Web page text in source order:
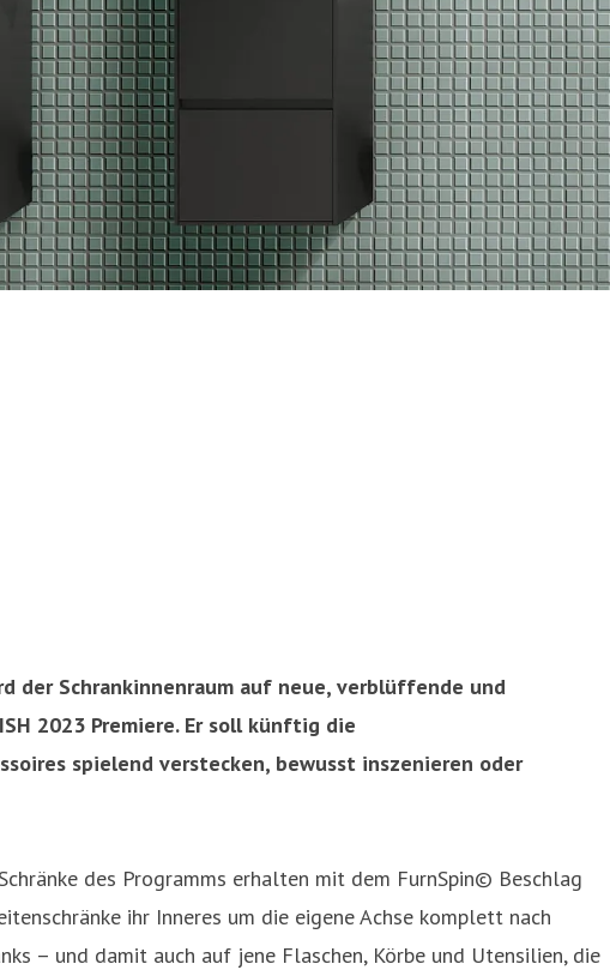
der Schrankinnenraum auf neue, verblüffende und
2023 Premiere. Er soll künftig die
spielend verstecken, bewusst inszenieren oder
des Programms erhalten mit dem FurnSpin© Beschlag
ihr Inneres um die eigene Achse komplett nach
– und damit auch auf jene Flaschen, Körbe und Utensilien, die